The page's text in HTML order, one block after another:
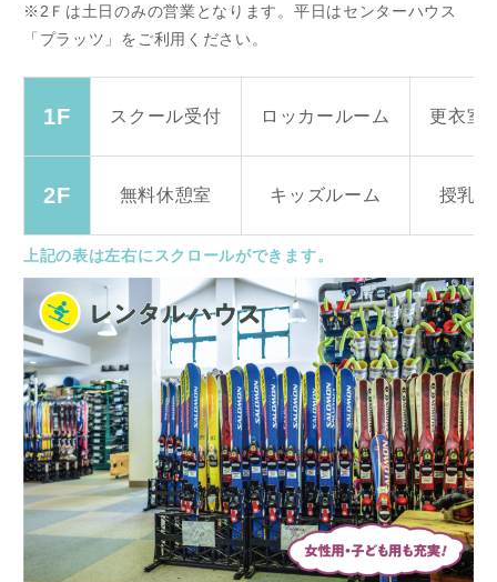
※2Ｆは土日のみの営業となります。平日はセンターハウス
「プラッツ」をご利用ください。
1F スクール受付 ロッカールーム 更衣室
2F 無料休憩室 キッズルーム 授乳
上記の表は左右にスクロールができます。